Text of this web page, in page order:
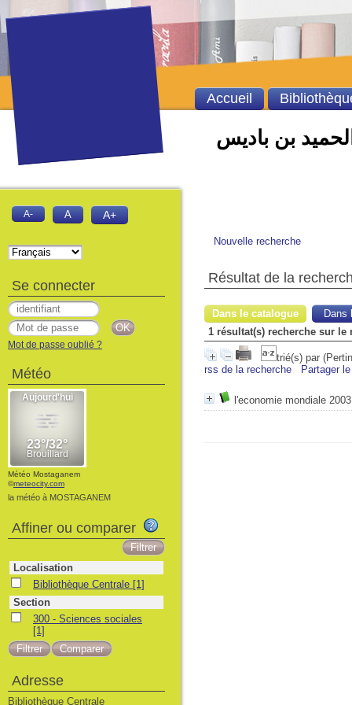
بن باديس
Nouvelle recherche
Résultat de la
Dans le catalogue
Dans
1 résultat(s) recherche sur
trié(s) par
rss de la recherche
Partager
l'economie mondiale 2003
Accueil
A- A A+
Se connecter
Mot de passe oublié ?
Météo
Météo Mostaganem
©meteocity.com
la météo à MOSTAGANEM
Affiner ou comparer
Localisation
Bibliothèque Centrale [1]
Section
300 - Sciences sociales
[1]
Adresse
Bibliothèque Centrale